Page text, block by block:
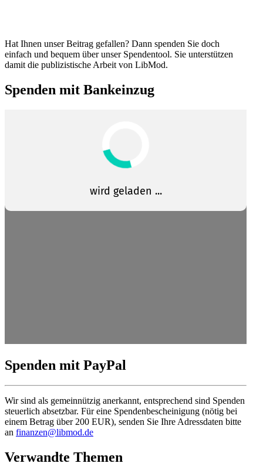
Hat Ihnen unser Beitrag gefallen? Dann spenden Sie doch
einfach und bequem über unser Spendentool. Sie unter­stützen
damit die publi­zis­tische Arbeit von LibMod.
Spenden mit Bankeinzug
Spenden mit PayPal
Wir sind als gemein­nützig anerkannt, entspre­chend sind Spenden
steuerlich absetzbar. Für eine Spenden­be­schei­nigung (nötig bei
einem Betrag über 200 EUR), senden Sie Ihre Adress­daten bitte
an finanzen@libmod.de
Verwandte Themen